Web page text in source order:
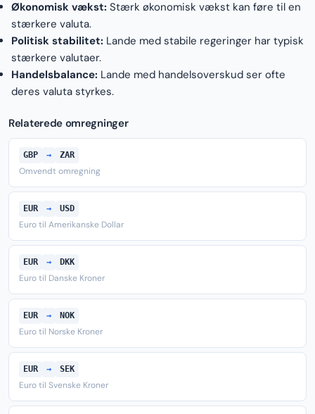
Økonomisk vækst: Stærk økonomisk vækst kan føre til en
stærkere valuta.
Politisk stabilitet: Lande med stabile regeringer har typisk
stærkere valutaer.
Handelsbalance: Lande med handelsoverskud ser ofte
deres valuta styrkes.
Relaterede omregninger
GBP → ZAR
Omvendt omregning
EUR → USD
Euro til Amerikanske Dollar
EUR → DKK
Euro til Danske Kroner
EUR → NOK
Euro til Norske Kroner
EUR → SEK
Euro til Svenske Kroner